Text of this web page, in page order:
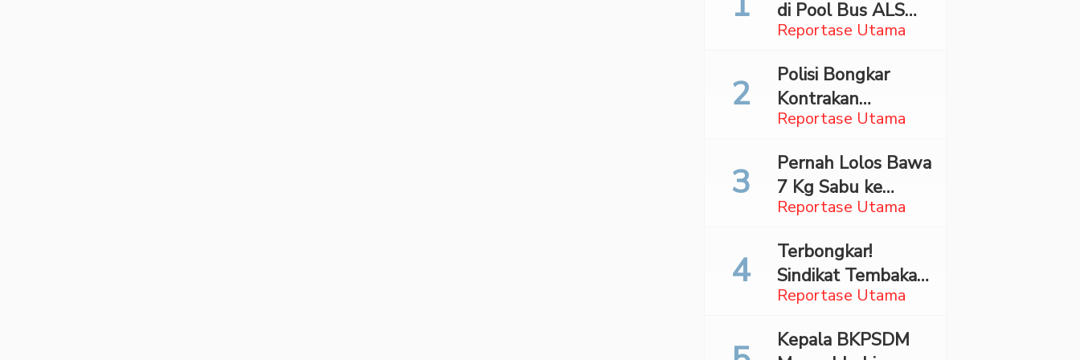
Reportase Utama
di Pool Bus ALS
Surabaya,
Madina Ditangkap
Bareskrim
Reportase Utama
Polisi Bongkar
Kontrakan
Penyimpan 27,96
Reportase Utama
Pernah Lolos Bawa
7 Kg Sabu ke
Jakarta Pilot
Dibekuk Saat Bawa
70 Ribu Pil Ekstasi
Di Bandara Soetta
Reportase Utama
Terbongkar!
Sindikat Tembakau
Sintetis Bermodus
di Jaksel
Kepala BKPSDM